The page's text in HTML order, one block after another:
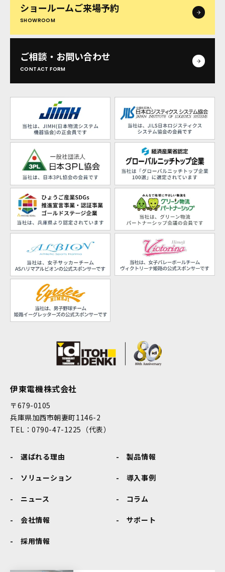
ショールームご来場予約
SHOWROOM
ご相談・お問い合わせ
CONTACT FORM
伊東電機株式会社
〒679-0105
兵庫県加西市朝妻町1146-2
TEL：0790-47-1225（代表）
選ばれる理由 製品情報
ソリューション 導入事例
ニュース コラム
会社情報 サポート
採用情報